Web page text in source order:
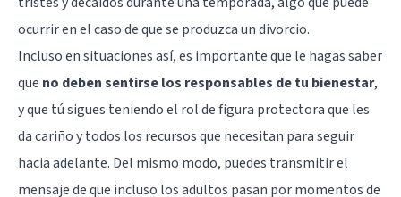
ocurrir en el caso de que se produzca un divorcio.
Incluso en situaciones así, es importante que le hagas saber
que no deben sentirse los responsables de tu bienestar,
y que tú sigues teniendo el rol de figura protectora que les
da cariño y todos los recursos que necesitan para seguir
hacia adelante. Del mismo modo, puedes transmitir el
mensaje de que incluso los adultos pasan por momentos de